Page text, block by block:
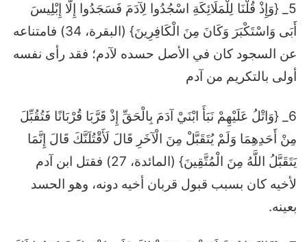
5_ {وَإِذْ قُلْنَا لِلْمَلَائِكَةِ اسْجُدُوا لِآدَمَ فَسَجَدُوا إِلَّا إِبْلِيسَ
أَبَى وَاسْتَكْبَرَ وَكَانَ مِنَ الْكَافِرِينَ} (البقرة، 34) فامتناعه
عن السجود كان في الأصل حسده لآدم؛ فقد رأى نفسه
أولى بالتكريم من آدم
6_ {وَاتْلُ عَلَيْهِمْ نَبَأَ ابْنَيْ آدَمَ بِالْحَقِّ إِذْ قَرَّبَا قُرْبَانًا فَتُقُبِّلَ
مِنْ أَحَدِهِمَا وَلَمْ يُتَقَبَّلْ مِنَ الْآخَرِ قَالَ لَأَقْتُلَنَّكَ قَالَ إِنَّمَا
يَتَقَبَّلُ اللَّهُ مِنَ الْمُتَّقِينَ} (المائدة، 27) فقتل ابن آدم
لأخيه كان بسبب قبول قربان أخيه دونه، وهو الحسد
بعينه.